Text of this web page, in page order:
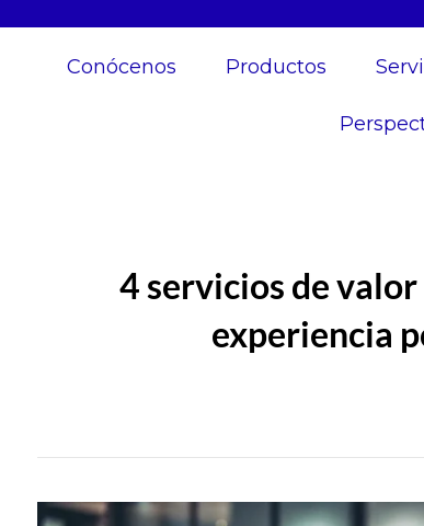
Conócenos Productos
4 servicios de
experiencia